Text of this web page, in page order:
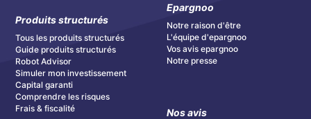
Produits structurés
Tous les produits structurés
Guide produits structurés
Robot Advisor
Simuler mon investissement
Capital garanti
Comprendre les risques
Frais & fiscalité
Epargnoo
Notre raison d'être
L'équipe d'epargnoo
Vos avis epargnoo
Notre presse
Nos avis